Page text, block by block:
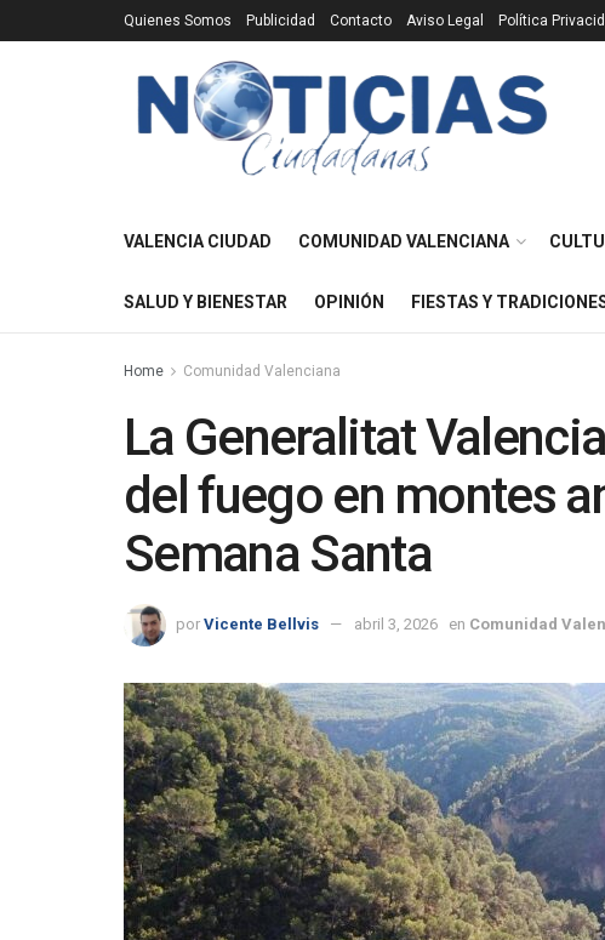
Quienes Somos Publicidad Contacto Aviso Legal Política
VALENCIA CIUDAD COMUNIDAD VALENCIANA
SALUD Y BIENESTAR OPINIÓN FIESTAS Y
Home Comunidad Valenciana
La Generalitat
del fuego en montes
Semana Santa
por Vicente Bellvis abril 3, 2026 en Comunidad